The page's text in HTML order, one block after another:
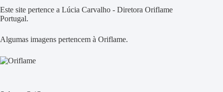
Este site pertence a Lúcia Carvalho - Diretora Oriflame
Portugal.
Algumas imagens pertencem à Oriflame.